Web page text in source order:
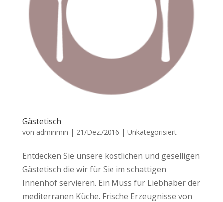
Gästetisch
von adminmin | 21/Dez./2016 | Unkategorisiert
Entdecken Sie unsere köstlichen und geselligen
Gästetisch die wir für Sie im schattigen
Innenhof servieren. Ein Muss für Liebhaber der
mediterranen Küche. Frische Erzeugnisse von